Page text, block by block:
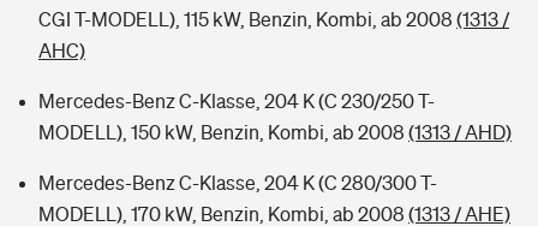
CGI T-MODELL), 115 kW, Benzin, Kombi, ab 2008 (1313 /
AHC)
Mercedes-Benz C-Klasse, 204 K (C 230/250 T-
MODELL), 150 kW, Benzin, Kombi, ab 2008 (1313 / AHD)
Mercedes-Benz C-Klasse, 204 K (C 280/300 T-
MODELL), 170 kW, Benzin, Kombi, ab 2008 (1313 / AHE)